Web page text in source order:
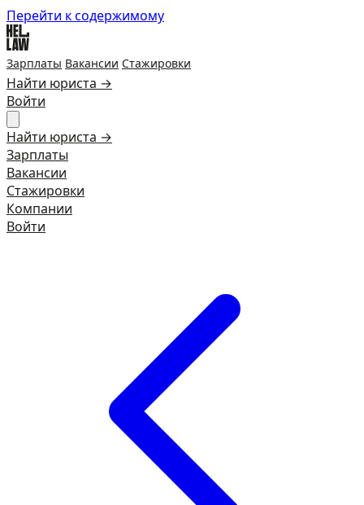
Перейти к содержимому
Зарплаты Вакансии Стажировки
Найти юриста →
Войти
Найти юриста →
Зарплаты
Вакансии
Стажировки
Компании
Войти